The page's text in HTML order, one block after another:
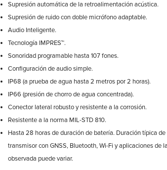
Supresión automática de la retroalimentación acústica.
Supresión de ruido con doble micrófono adaptable.
Audio Inteligente.
Tecnología IMPRES™.
Sonoridad programable hasta 107 fones.
Configuración de audio simple.
IP68 (a prueba de agua hasta 2 metros por 2 horas).
IP66 (presión de chorro de agua concentrada).
Conector lateral robusto y resistente a la corrosión.
Resistente a la norma MIL-STD 810.
Hasta 28 horas de duración de batería. Duración típica
transmisor con GNSS, Bluetooth, Wi-Fi y aplicaciones de
observada puede variar.